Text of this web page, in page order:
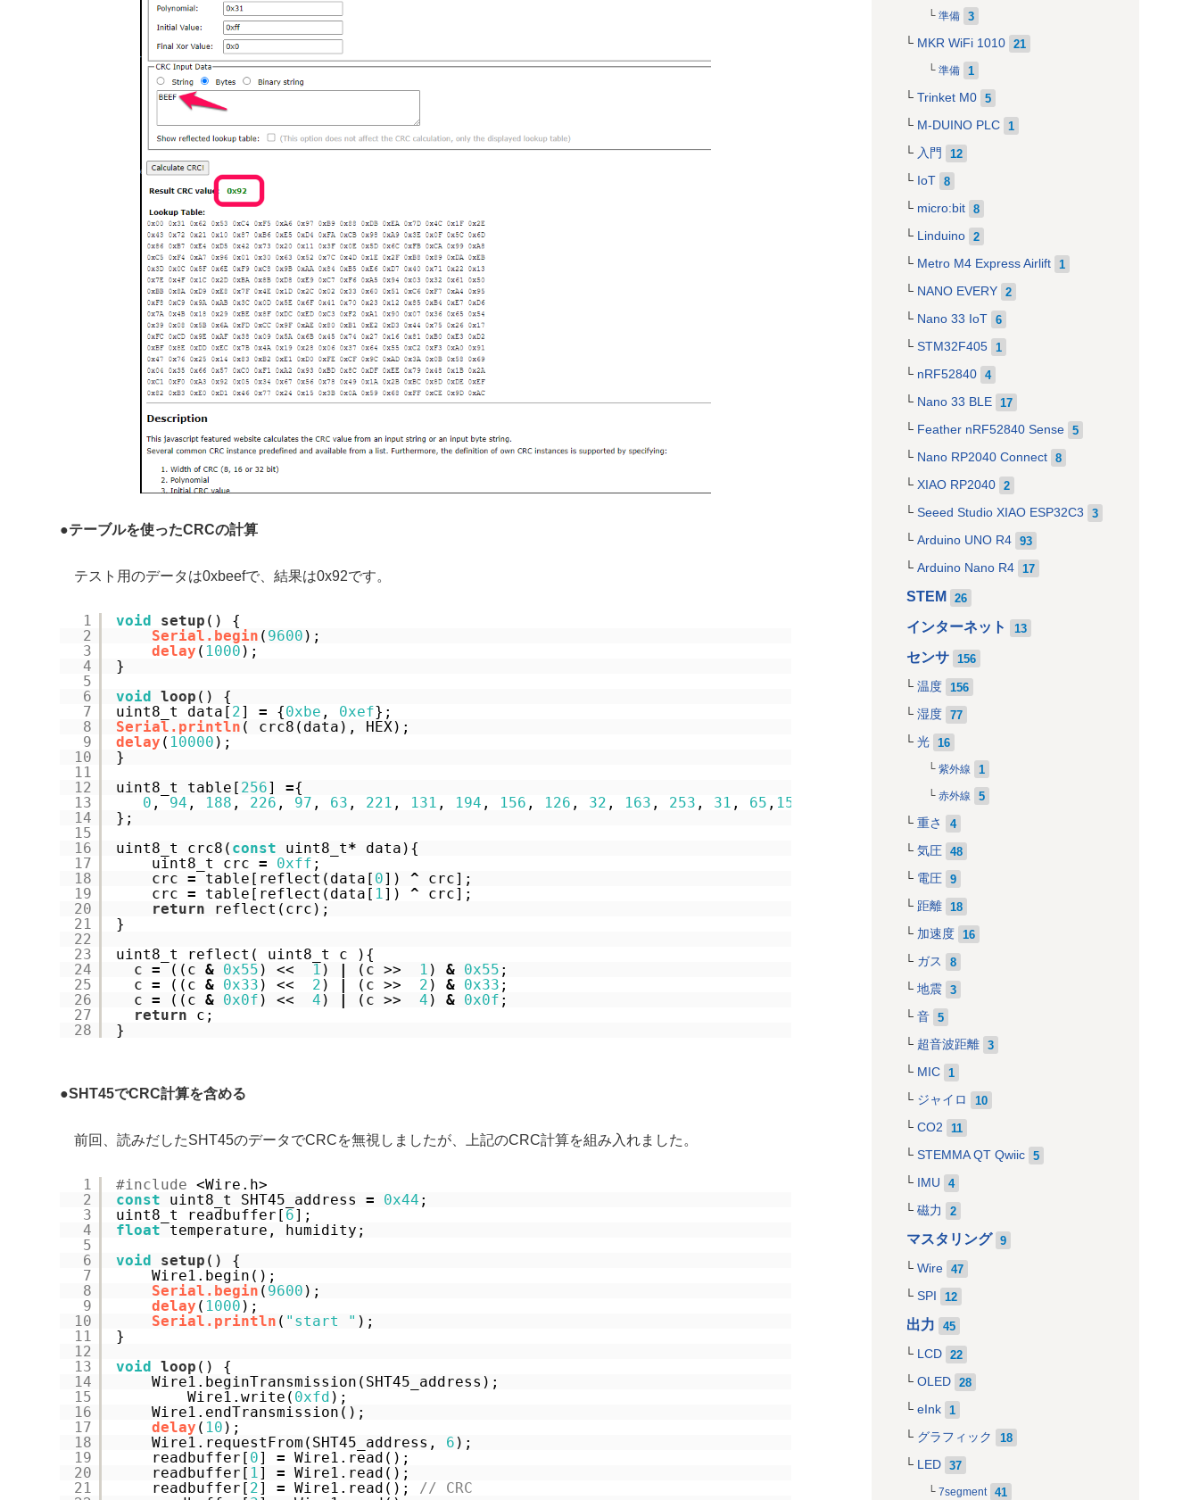
●テーブルを使ったCRCの計算
テスト用のデータは0xbeefで、結果は0x92です。
1
2
3
4
5
6
7
8
9
10
11
12
13
14
15
16
17
18
19
20
21
22
23
24
25
26
27
28
void setup () {
Serial.begin ( 9600 );
delay ( 1000 );
}
void
loop () {
uint8_t data[ 2] = {0xbe , 0xef};
Serial.println ( crc8(data), HEX);
delay ( 10000 );
}
uint8_t table[ 256] ={
0 , 94 , 188 , 226 , 97 , 63 , 221 , 131 , 194 , 156 , 126 , 32 , 163 , 253 , 31 , 65 , 157 , 252 ,
};
uint8_t crc8( const uint8_t*
data){
uint8_t crc = 0xff ;
crc = table[reflect(data[ 0]) ^
crc];
crc = table[reflect(data[ 1]) ^
crc];
return
reflect(crc);
}
uint8_t reflect( uint8_t c ){
c = ((c & 0x55 ) << 1 ) (c >> 1 ) & 0x55 ;
c = ((c & 0x33 ) << 2 ) (c >> 2 ) & 0x33 ;
c = ((c & 0x0f ) << 4 ) (c >> 4 ) & 0x0f ;
return
c;
}
●SHT45でCRC計算を含める
前回、読みだしたSHT45のデータでCRCを無視しましたが、上記のCRC計算を組み入れました。
1
2
3
4
5
6
7
8
9
10
11
12
13
14
15
16
17
18
19
20
21
#include <Wire.h>
const
uint8_t SHT45_address = 0x44 ;
uint8_t readbuffer[ 6];
float
temperature, humidity;
void
setup () {
Wire1.begin();
Serial.begin ( 9600 );
delay ( 1000 );
Serial.println ( "start " );
}
void
loop () {
Wire1.beginTransmission(SHT45_address);
Wire1.write( 0xfd );
Wire1.endTransmission();
delay ( 10 );
Wire1.requestFrom(SHT45_address, 6 );
readbuffer[ 0] = Wire1.read();
readbuffer[ 1] = Wire1.read();
readbuffer[ 2] = Wire1.read(); // CRC
準備 3
MKR WiFi 1010 21
準備 1
Trinket M0 5
M-DUINO PLC 1
入門 12
IoT 8
micro:bit 8
Linduino 2
Metro M4 Express Airlift 1
NANO EVERY 2
Nano 33 IoT 6
STM32F405 1
nRF52840 4
Nano 33 BLE 17
Feather nRF52840 Sense 5
Nano RP2040 Connect 8
XIAO RP2040 2
Seeed Studio XIAO ESP32C3 3
Arduino UNO R4 93
Arduino Nano R4 17
STEM 26
インターネット 13
センサ 156
温度 156
湿度 77
光 16
紫外線 1
赤外線 5
重さ 4
気圧 48
電圧 9
距離 18
加速度 16
ガス 8
地震 3
音 5
超音波距離 3
MIC 1
ジャイロ 10
CO2 11
STEMMA QT Qwiic 5
IMU 4
磁力 2
マスタリング 9
Wire 47
SPI 12
出力 45
LCD 22
OLED 28
eInk 1
グラフィック 18
LED 37
7segment 41